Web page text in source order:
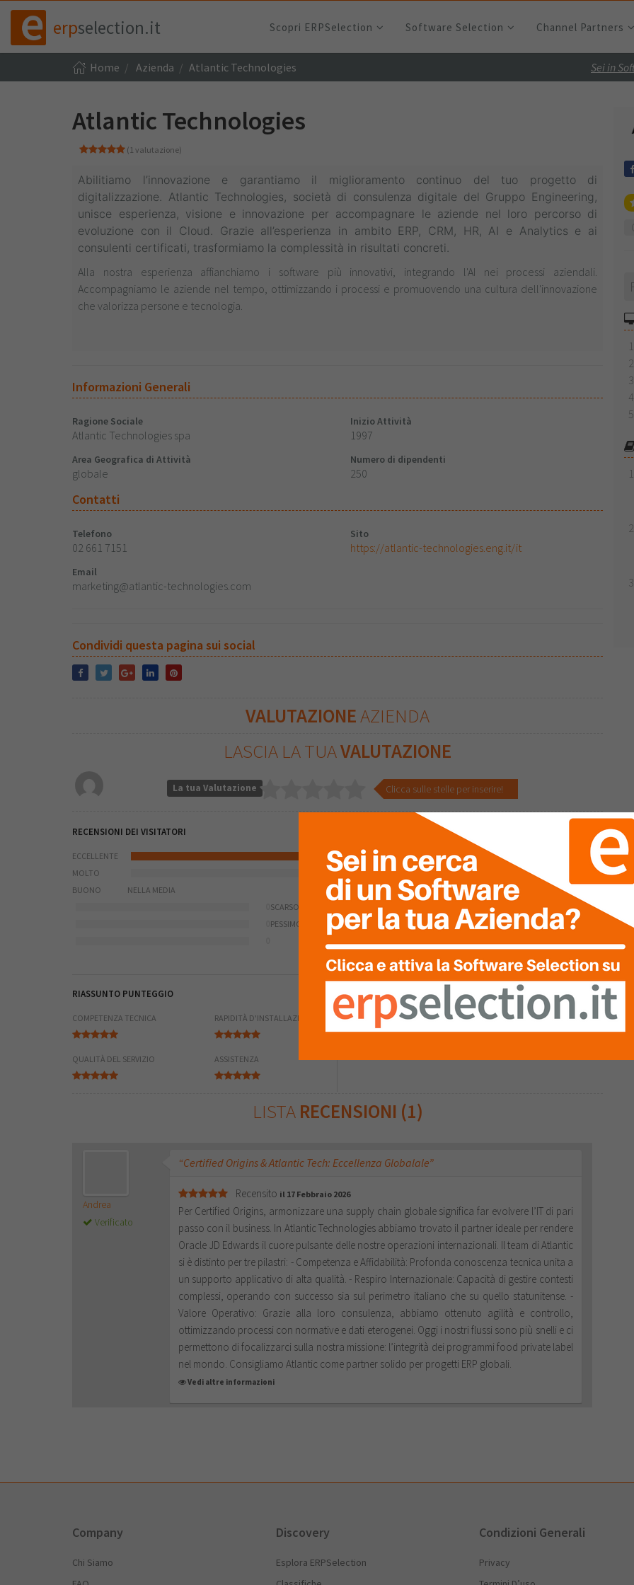
erpselection.it Scopri ERPSelection Software Selection Channel Partners
Home Azienda Atlantic Technologies Sei in
Atlantic Technologies
(1 valutazione)
Abilitiamo l’innovazione e garantiamo il miglioramento continuo del tuo progetto di
digitalizzazione. Atlantic Technologies, società di consulenza digitale del Gruppo Engineering,
unisce esperienza, visione e innovazione per accompagnare le aziende nel loro percorso di
evoluzione con il Cloud. Grazie all’esperienza in ambito ERP, CRM, HR, AI e Analytics e ai
consulenti certificati, trasformiamo la complessità in risultati concreti.
Alla nostra esperienza affianchiamo i software più innovativi, integrando l'AI nei processi aziendali.
Accompagniamo le aziende nel tempo, ottimizzando i processi e promuovendo una cultura dell'innovazione
che valorizza persone e tecnologia.
Informazioni Generali
Ragione Sociale
Atlantic Technologies spa
Inizio Attività
1997
Area Geografica di Attività
globale
Numero di dipendenti
250
Contatti
Telefono
02 661 7151
Sito
https://atlantic-technologies.eng.it/it
Email
marketing@atlantic-technologies.com
Condividi questa pagina sui social
VALUTAZIONEAZIENDA
LASCIA LA TUAVALUTAZIONE
La tua Valutazione Clicca sulle stelle per inserire!
RECENSIONI DEI VISITATORI
ECCELLENTE
MOLTO
BUONO
NELLA MEDIA
SCARSO
PESSIMO
RIASSUNTO PUNTEGGIO
COMPETENZA TECNICA RAPIDITÀ D'INSTALLAZIONE
QUALITÀ DEL SERVIZIO ASSISTENZA
Ultima Recensione
“Certified Origins & Atlantic Tech: Eccellenza Globalale”
Per Certified Origins, armonizzare una supply chain globale
significa far evolvere l’IT di pari passo con il business. In Atlantic
Technologies abbiamo trovato il partner ideale per rendere Oracle
JD Edwards il cuore pulsante delle nostre operazioni internazionali.
Il team…
Recensione del 17 Febbraio 2026
LISTA RECENSIONI (1)
Andrea
Verificato
“Certified Origins & Atlantic Tech: Eccellenza Globalale”
Recensito il 17 Febbraio 2026
Per Certified Origins, armonizzare una supply chain globale significa far evolvere l’IT di pari
passo con il business. In Atlantic Technologies abbiamo trovato il partner ideale per rendere
Oracle JD Edwards il cuore pulsante delle nostre operazioni internazionali. Il team di Atlantic
si è distinto per tre pilastri: - Competenza e Affidabilità: Profonda conoscenza tecnica unita a
un supporto applicativo di alta qualità. - Respiro Internazionale: Capacità di gestire contesti
complessi, operando con successo sia sul perimetro italiano che su quello statunitense. -
Valore Operativo: Grazie alla loro consulenza, abbiamo ottenuto agilità e controllo,
ottimizzando processi con normative e dati eterogenei. Oggi i nostri flussi sono più snelli e ci
permettono di focalizzarci sulla nostra missione: l’integrità dei programmi food private label
nel mondo. Consigliamo Atlantic come partner solido per progetti ERP globali.
Vedi altre informazioni
Company
Chi Siamo
Discovery
Esplora ERPSelection
Condizioni Generali
Privacy